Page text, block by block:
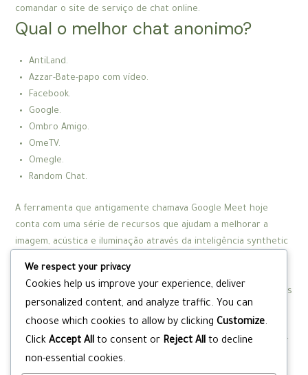
comandar o site de serviço de chat online.
Qual o melhor chat anonimo?
AntiLand.
Azzar-Bate-papo com vídeo.
Facebook.
Google.
Ombro Amigo.
OmeTV.
Omegle.
Random Chat.
A ferramenta que antigamente chamava Google Meet hoje
conta com uma série de recursos que ajudam a melhorar a
imagem, acústica e iluminação através da inteligência synthetic
aplicativo. Os navegadores de nossos celulares e computadores
atuais oferecem inúmeras funcionalidades que antigamente
eram restritas por programas e aplicativos. Na plataforma, é
possível desfrutar de infinitas salas de bate-papo sem precisar
criar uma conta, e tudo isso de graça. De acordo com os
We respect your privacy
Cookies help us improve your experience, deliver
personalized content, and analyze traffic. You can
choose which cookies to allow by clicking Customize.
Click Accept All to consent or Reject All to decline
non-essential cookies.